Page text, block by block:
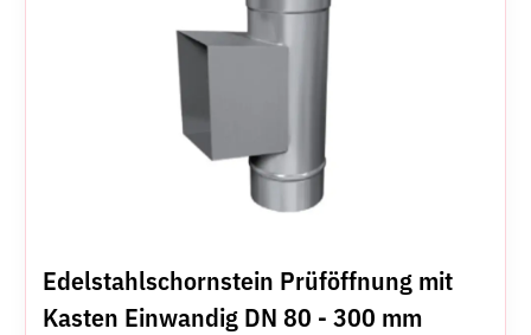
Edelstahlschornstein Prüföffnung mit
Kasten Einwandig DN 80 - 300 mm